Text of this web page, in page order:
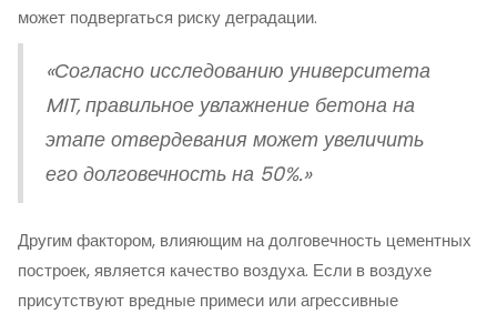
может подвергаться риску деградации.
«Согласно исследованию университета
MIT, правильное увлажнение бетона на
этапе отвердевания может увеличить
его долговечность на 50%.»
Другим фактором, влияющим на долговечность цементных
построек, является качество воздуха. Если в воздухе
присутствуют вредные примеси или агрессивные